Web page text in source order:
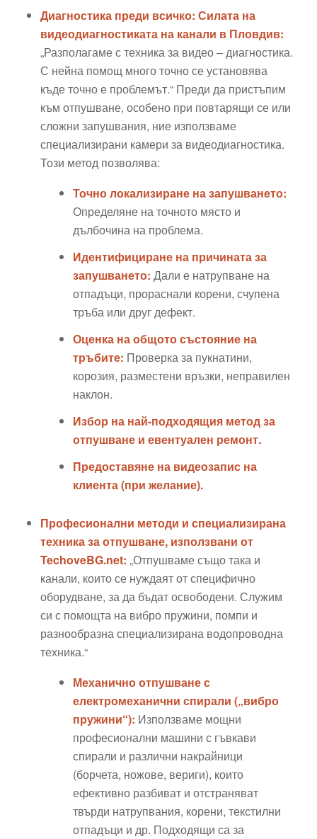
Диагностика преди всичко: Силата на
видеодиагностиката на канали в Пловдив:
„Разполагаме с техника за видео – диагностика.
С нейна помощ много точно се установява
къде точно е проблемът.“ Преди да пристъпим
към отпушване, особено при повтарящи се или
сложни запушвания, ние използваме
специализирани камери за видеодиагностика.
Този метод позволява:
Точно локализиране на запушването:
Определяне на точното място и
дълбочина на проблема.
Идентифициране на причината за
запушването: Дали е натрупване на
отпадъци, прораснали корени, счупена
тръба или друг дефект.
Оценка на общото състояние на
тръбите: Проверка за пукнатини,
корозия, разместени връзки, неправилен
наклон.
Избор на най-подходящия метод за
отпушване и евентуален ремонт.
Предоставяне на видеозапис на
клиента (при желание).
Професионални методи и специализирана
техника за отпушване, използвани от
TechoveBG.net: „Отпушваме също така и
канали, които се нуждаят от специфично
оборудване, за да бъдат освободени. Служим
си с помощта на вибро пружини, помпи и
разнообразна специализирана водопроводна
техника.“
Механично отпушване с
електромеханични спирали („вибро
пружини“): Използваме мощни
професионални машини с гъвкави
спирали и различни накрайници
(борчета, ножове, вериги), които
ефективно разбиват и отстраняват
твърди натрупвания, корени, текстилни
отпадъци и др. Подходящи са за